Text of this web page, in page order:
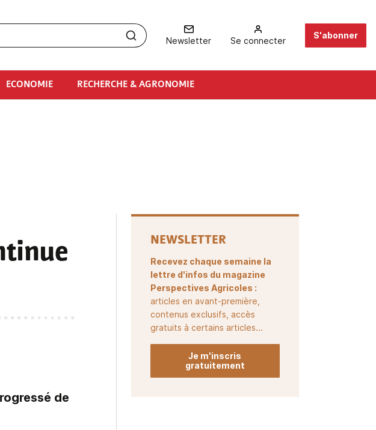
Newsletter Se connecter
S'abonner
ECONOMIE RECHERCHE & AGRONOMIE
de
NEWSLETTER
Recevez chaque semaine la
lettre d'infos du magazine
Perspectives Agricoles :
articles en avant-première,
contenus exclusifs, accès
gratuits à certains articles...
Je m'inscris
gratuitement